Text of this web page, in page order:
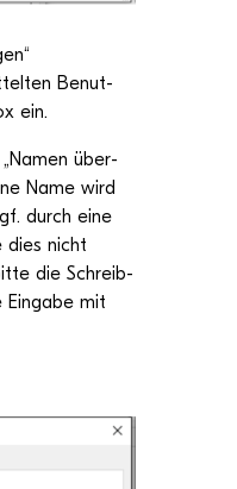
Benut­
ein.
Namen über­
Name wird
durch eine
dies nicht
die Schreib­
Ein­gabe mit